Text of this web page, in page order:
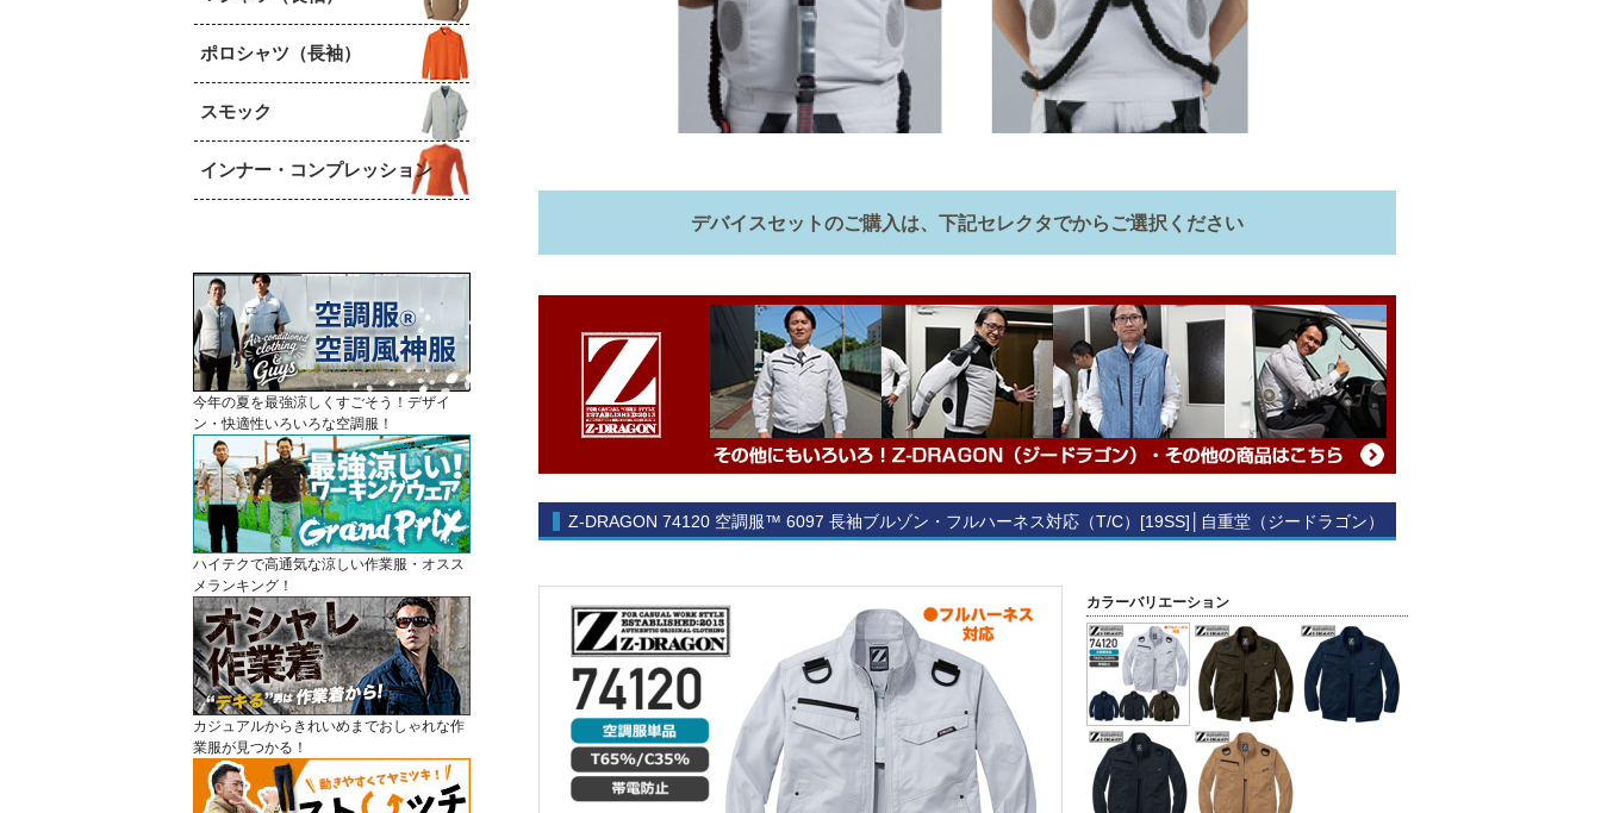
ポロシャツ（長袖）
スモック
インナー・コンプレッション
今年の夏を最強涼しくすごそう！デザイ
ン・快適性いろいろな空調服！
ハイテクで高通気な涼しい作業服・オスス
メランキング！
カジュアルからきれいめまでおしゃれな作
業服が見つかる！
デバイスセットのご購入は、下記セレクタでからご選択ください
Z-DRAGON 74120 空調服™ 6097 長袖ブルゾン・フルハーネス対応（T/C）[19SS]│自重堂（ジードラゴン）
カラーバリエーション